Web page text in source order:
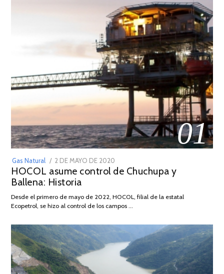
01
Gas Natural
POSTED
ON
2 DE MAYO DE 2020
DE
2026
HOCOL asume control de Chuchupa y
Ballena: Historia
Desde el primero de mayo de 2022, HOCOL, filial de la estatal
Ecopetrol, se hizo al control de los campos …